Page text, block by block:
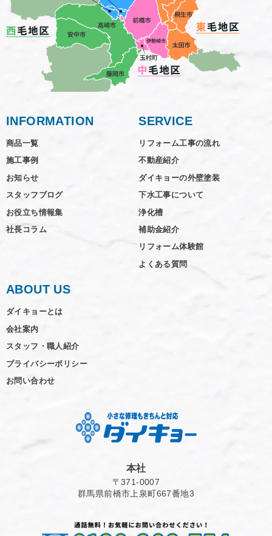
INFORMATION
商品一覧
施工事例
お知らせ
スタッフブログ
お役立ち情報集
社長コラム
SERVICE
リフォーム工事の流れ
不動産紹介
ダイキョーの外壁塗装
下水工事について
浄化槽
補助金紹介
リフォーム体験館
よくある質問
ABOUT US
ダイキョーとは
会社案内
スタッフ・職人紹介
プライバシーポリシー
お問い合わせ
本社
〒371-0007
群馬県前橋市上泉町667番地3